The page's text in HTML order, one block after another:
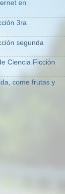
en
3ra
segunda
Ciencia Ficción
come frutas y